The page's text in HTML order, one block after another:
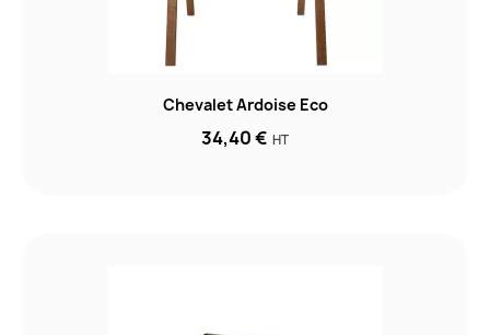
Chevalet Ardoise Eco
34,40 € HT